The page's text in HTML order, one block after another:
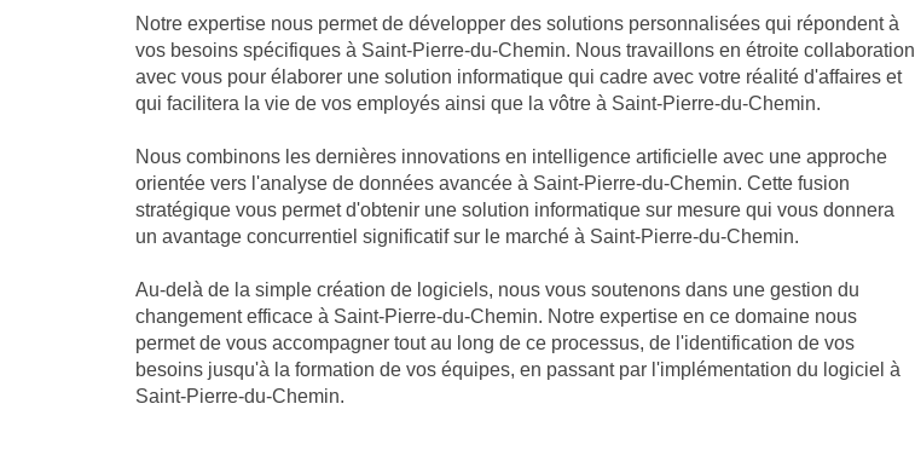
Notre expertise nous permet de développer des solutions personnalisées qui répondent à
vos besoins spécifiques à Saint-Pierre-du-Chemin. Nous travaillons en étroite collaboration
avec vous pour élaborer une solution informatique qui cadre avec votre réalité d'affaires et
qui facilitera la vie de vos employés ainsi que la vôtre à Saint-Pierre-du-Chemin.
Nous combinons les dernières innovations en intelligence artificielle avec une approche
orientée vers l'analyse de données avancée à Saint-Pierre-du-Chemin. Cette fusion
stratégique vous permet d'obtenir une solution informatique sur mesure qui vous donnera
un avantage concurrentiel significatif sur le marché à Saint-Pierre-du-Chemin.
Au-delà de la simple création de logiciels, nous vous soutenons dans une gestion du
changement efficace à Saint-Pierre-du-Chemin. Notre expertise en ce domaine nous
permet de vous accompagner tout au long de ce processus, de l'identification de vos
besoins jusqu'à la formation de vos équipes, en passant par l'implémentation du logiciel à
Saint-Pierre-du-Chemin.